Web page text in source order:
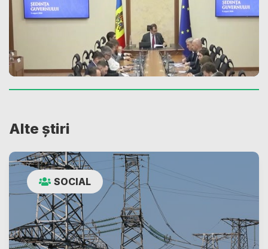
Alte știri
SOCIAL